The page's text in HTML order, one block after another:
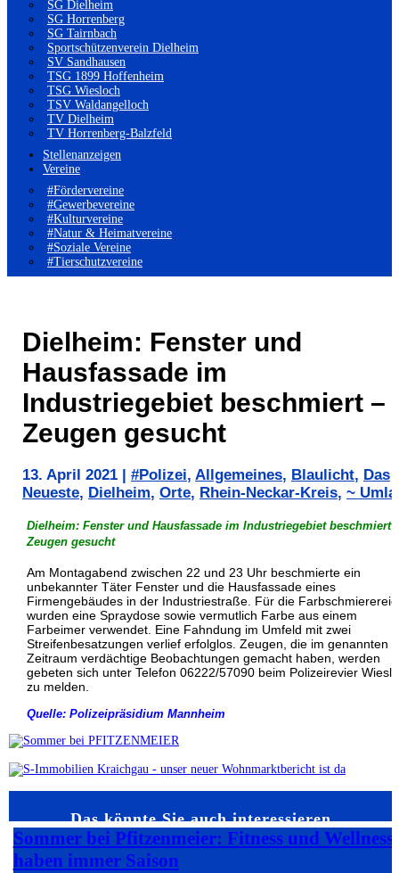
SG Dielheim
SG Horrenberg
SG Tairnbach
Sportschützenverein Dielheim
SV Sandhausen
TSG 1899 Hoffenheim
TSG Wiesloch
TSV Waldangelloch
TV Dielheim
TV Horrenberg-Balzfeld
Stellenanzeigen
Vereine
#Fördervereine
#Gewerbevereine
#Kulturvereine
#Natur & Heimatvereine
#Soziale Vereine
#Tierschutzvereine
Dielheim: Fenster und
Hausfassade im
Industriegebiet beschmiert –
Zeugen gesucht
13. April 2021 #Polizei, Allgemeines, Blaulicht, Das
Neueste, Dielheim, Orte, Rhein-Neckar-Kreis, ~
Dielheim: Fenster und Hausfassade im Industriegebiet beschmiert
Zeugen gesucht
Am Montagabend zwischen 22 und 23 Uhr beschmierte ein
unbekannter Täter Fenster und die Hausfassade eines
Firmengebäudes in der Industriestraße. Für die
wurden eine Spraydose sowie vermutlich Farbe aus einem
Farbeimer verwendet. Eine Fahndung im Umfeld mit zwei
Streifenbesatzungen verlief erfolglos. Zeugen, die im genannten
Zeitraum verdächtige Beobachtungen gemacht haben, werden
gebeten sich unter Telefon 06222/57090 beim Polizeirevier
zu melden.
Quelle: Polizeipräsidium Mannheim
Das könnte Sie auch interessieren…
Sommer bei Pfitzenmeier: Fitness und Wellness
haben immer Saison